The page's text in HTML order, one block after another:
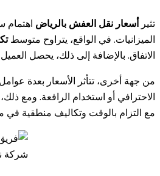
تثيرأسعار نقل العفش بالرياض اهتمام
الميزانيات. في الواقع، يتراوح متوسط
الاتفاق. بالإضافة إلى ذلك، يحصل
من جهة أخرى، تتأثر الأسعار بعدة
الاحترافي أو استخدام الرافعة. ومع
مع التزام بالوقت وتكاليف منطقية
شركة